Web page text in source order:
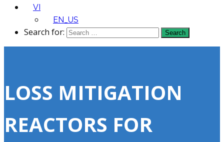
VI
EN_US
Search for:
LOSS MITIGATION
REACTORS FOR